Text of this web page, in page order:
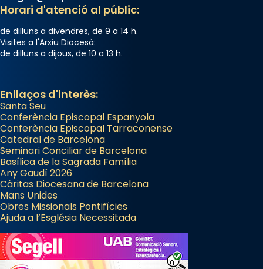
Horari d'atenció al públic:
de dilluns a divendres, de 9 a 14 h.
Visites a l'Arxiu Diocesà:
de dilluns a dijous, de 10 a 13 h.
Enllaços d'interès:
Santa Seu
Conferència Episcopal Espanyola
Conferència Episcopal Tarraconense
Catedral de Barcelona
Seminari Conciliar de Barcelona
Basílica de la Sagrada Família
Any Gaudí 2026
Càritas Diocesana de Barcelona
Mans Unides
Obres Missionals Pontifícies
Ajuda a l’Església Necessitada